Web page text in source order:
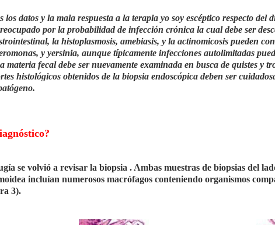
los datos y la mala respuesta a la terapia yo soy escéptico respecto del
por la probabilidad de infección crónica la cual debe ser
la histoplasmosis, amebiasis, y la actinomicosis pueden
y yersinia, aunque típicamente infecciones autolimitadas
materia fecal debe ser nuevamente examinada en busca de quistes y
histológicos obtenidos de la biopsia endoscópica deben ser
se volvió a revisar la biopsia . Ambas muestras de biopsias del
incluían numerosos macrófagos conteniendo organismos
3).